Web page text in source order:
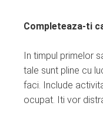
Completeaza-ti
In timpul primelor
tale sunt pline cu
faci. Include
ocupat. Iti vor